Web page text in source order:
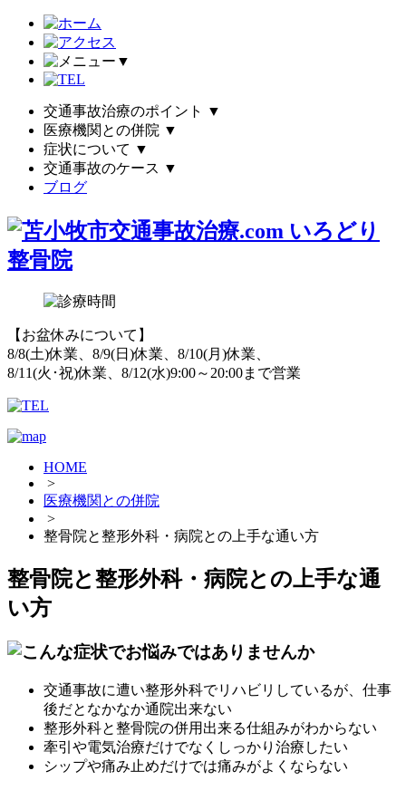
▼
交通事故治療のポイント
▼
医療機関との併院 ▼
症状について ▼
交通事故のケース ▼
ブログ
【お盆休みについて】
8/8(土)休業、8/9(日)休業、8/10(月)休業、
8/11(火･祝)休業、8/12(水)9:00～20:00まで営業
HOME
>
医療機関との併院
>
整骨院と整形外科・病院との上手な通い方
整骨院と整形外科・病院との上手な通
い方
交通事故に遭い整形外科でリハビリしているが、仕事
後だとなかなか通院出来ない
整形外科と整骨院の併用出来る仕組みがわからない
牽引や電気治療だけでなくしっかり治療したい
シップや痛み止めだけでは痛みがよくならない